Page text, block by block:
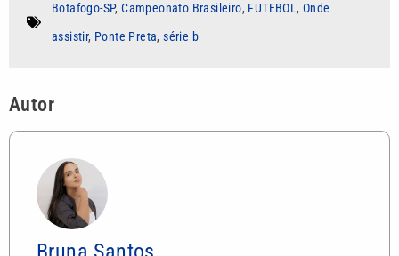
Botafogo-SP,Campeonato Brasileiro, FUTEBOL,Onde
assistir, Ponte Preta,série b
Autor